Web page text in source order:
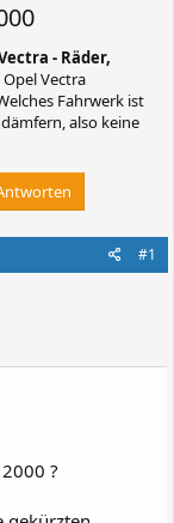
- Räder,
Vectra
Fahrwerk ist
also keine
#1
?